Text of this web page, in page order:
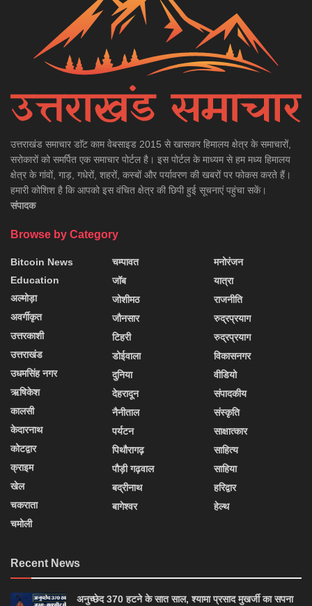
उत्तराखंड समाचार डाॅट काम वेबसाइड 2015 से खासकर हिमालय क्षेत्र के समाचारों,
सरोकारों को समर्पित एक समाचार पोर्टल है। इस पोर्टल के माध्यम से हम मध्य हिमालय
क्षेत्र के गांवों, गाड़, गधेरों, शहरों, कस्बों और पर्यावरण की खबरों पर फोकस करते हैं।
हमारी कोशिश है कि आपको इस वंचित क्षेत्र की छिपी हुई सूचनाएं पहुंचा सकें।
संपादक
Browse by Category
Bitcoin News
Education
अल्मोड़ा
अवर्गीकृत
उत्तरकाशी
उत्तराखंड
उधमसिंह नगर
ऋषिकेश
कालसी
केदारनाथ
कोटद्वार
क्राइम
खेल
चकराता
चमोली
चम्पावत
जॉब
जोशीमठ
जौनसार
टिहरी
डोईवाला
दुनिया
देहरादून
नैनीताल
पर्यटन
पिथौरागढ़
पौड़ी गढ़वाल
बद्रीनाथ
बागेश्वर
मनोरंजन
यात्रा
राजनीति
रुद्रप्रयाग
रुद्रप्रयाग
विकासनगर
वीडियो
संपादकीय
संस्कृति
साक्षात्कार
साहित्य
साहिया
हरिद्वार
हेल्थ
Recent News
अनुच्छेद 370 हटने के सात साल, श्यामा प्रसाद मुखर्जी का सपना